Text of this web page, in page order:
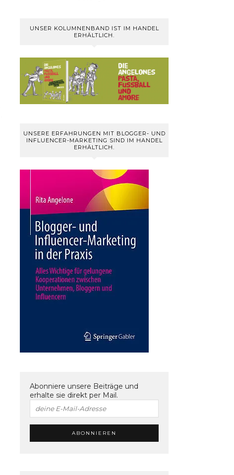
UNSER KOLUMNENBAND IST IM HANDEL
ERHÄLTLICH.
UNSERE ERFAHRUNGEN MIT BLOGGER- UND
INFLUENCER-MARKETING SIND IM HANDEL
ERHÄLTLICH.
Abonniere unsere Beiträge und
erhalte sie direkt per Mail.